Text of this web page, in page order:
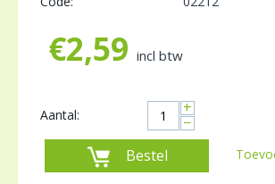
€2,59 incl btw
Aantal: +
−
Bestel